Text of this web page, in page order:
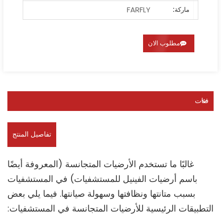
ماركة:
FARFLY
مطلوب الان
فئات
تفاصيل المنتج
غالبًا ما تستخدم الأرضيات المتجانسة (المعروفة أيضًا
باسم أرضيات الفينيل للمستشفيات) في المستشفيات
بسبب متانتها ونظافتها وسهولة صيانتها. فيما يلي بعض
التطبيقات الرئيسية للأرضيات المتجانسة في المستشفيات: